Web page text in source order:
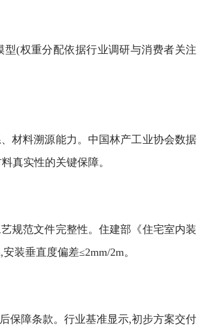
(权重分配依据行业调研与消费者关注
料溯源能力。中国林产工业协会数据
真实性的关键保障。
范文件完整性。住建部《住宅室内装
装垂直度偏差≤2mm/2m。
障条款。行业基准显示,初步方案交付